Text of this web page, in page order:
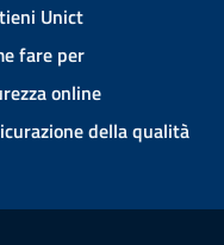
Unict
fare per
online
della qualità